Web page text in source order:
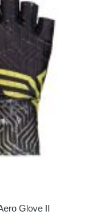
Glove II